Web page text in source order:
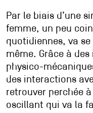
Association des
Archives
Inscription à la
Par le biais d’une
femme, un peu
quotidiennes, va
même. Grâce à
physico-
des interactions
retrouver perchée
oscillant qui va la